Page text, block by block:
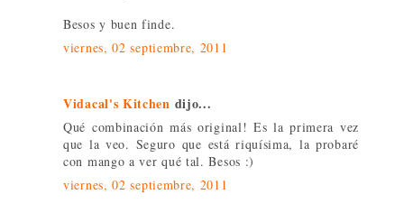
Besos y buen finde.
viernes, 02 septiembre, 2011
Vidacal's Kitchen dijo...
Qué combinación más original! Es la primera vez
que la veo. Seguro que está riquísima, la probaré
con mango a ver qué tal. Besos :)
viernes, 02 septiembre, 2011